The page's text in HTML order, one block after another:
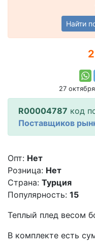
Найти
27
R00004787 код
Поставщиков
Опт: Нет
Розница: Нет
Страна: Турция
Популярность: 15
Теплый плед весом
В комплекте есть